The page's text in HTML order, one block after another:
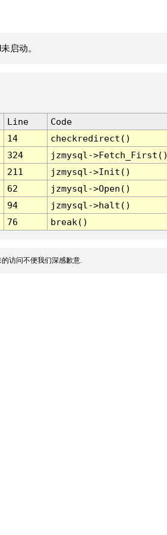
启动。
Line
Code
14
checkredirect()
324
jzmysql-
211
jzmysql->Init()
62
jzmysql->Open()
94
jzmysql->halt()
76 break()
访问不便我们深感歉意.